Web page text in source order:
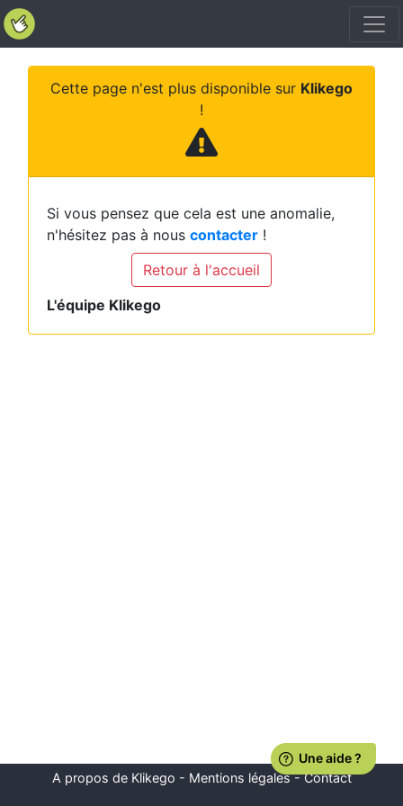
Cette page n'est plus disponible sur Klikego
!
Si vous pensez que cela est une anomalie,
n'hésitez pas à nous contacter !
Retour à l'accueil
L'équipe Klikego
A propos de Klikego - Mentions légales-Contact